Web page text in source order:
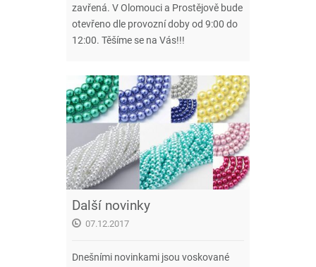
zavřená. V Olomouci a Prostějově bude
otevřeno dle provozní doby od 9:00 do
12:00. Těšíme se na Vás!!!
Další novinky
07.12.2017
Dnešními novinkami jsou voskované